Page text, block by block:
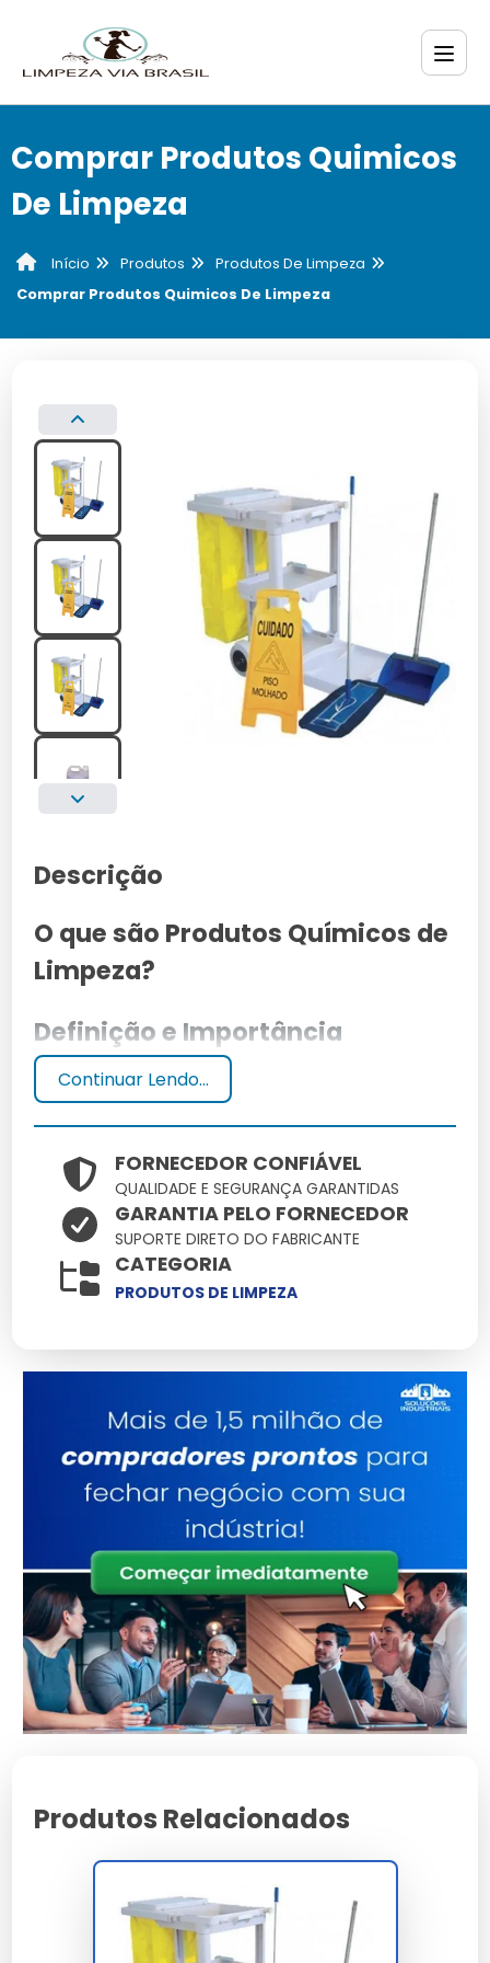
Comprar Produtos Quimicos
De Limpeza
Início Produtos
Produtos De Limpeza
Comprar Produtos Quimicos De Limpeza
Descrição
O que são Produtos Químicos de
Limpeza?
Definição e Importância
Produtos químicos de limpeza são substâncias
formuladas para remover sujeira, manchas e
microorganismos de superfícies. Sua importância
reside na eficácia e segurança no uso diário,
garantindo ambientes limpos e saudáveis.
Principais Tipos e Aplicações
Os produtos químicos de limpeza variam de
industriais e hospitalares.
Categorias de Produtos
Químicos de Limpeza
Limpeza Doméstica
Inclui detergentes, desinfetantes e limpadores
multiuso, essenciais para a higiene do lar.
Limpeza Industrial
Abarca produtos como desengraxantes e agentes de
limpeza pesada, usados em fábricas e instalações
industriais.
para veículos, garantindo a manutenção e brilho
Como Escolher Produtos
Continuar Lendo...
FORNECEDOR CONFIÁVEL
QUALIDADE E SEGURANÇA GARANTIDAS
GARANTIA PELO FORNECEDOR
SUPORTE DIRETO DO FABRICANTE
CATEGORIA
PRODUTOS DE LIMPEZA
Produtos Relacionados